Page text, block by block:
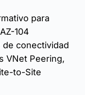
para
104
conectividad
VNet Peering,
to-Site